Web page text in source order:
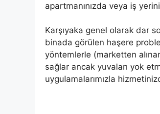
apartmanınızda veya iş
Karşıyaka genel olarak dar
binada görülen haşere
yöntemlerle (marketten
sağlar ancak yuvaları yok
uygulamalarımızla